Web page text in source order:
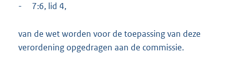
- 7:6, lid 4,
van de wet worden voor de toepassing van deze
verordening opgedragen aan de commissie.